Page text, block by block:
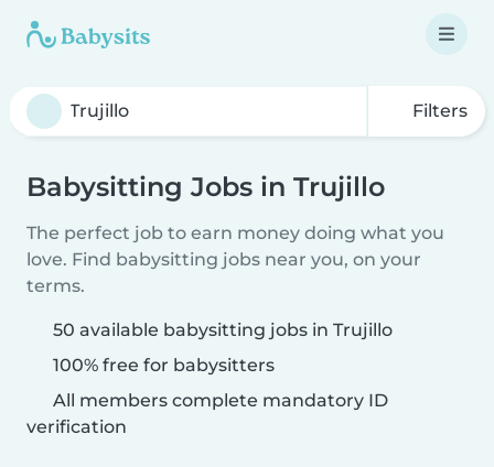
Filters
Babysitting Jobs in Trujillo
The perfect job to earn money doing what you
love. Find babysitting jobs near you, on your
terms.
50 available babysitting jobs in Trujillo
100% free for babysitters
All members complete mandatory ID
verification